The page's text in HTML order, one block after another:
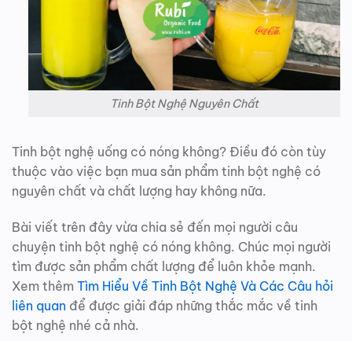
Tinh Bột Nghệ Nguyên Chất
Tinh bột nghệ uống có nóng không? Điều đó còn tùy
thuộc vào việc bạn mua sản phẩm tinh bột nghệ có
nguyên chất và chất lượng hay không nữa.
Bài viết trên đây vừa chia sẻ đến mọi người câu
chuyện tinh bột nghệ có nóng không. Chúc mọi người
tìm được sản phẩm chất lượng để luôn khỏe mạnh.
Xem thêm Tìm Hiểu Về Tinh Bột Nghệ Và Các Câu hỏi
liên quan để được giải đáp những thắc mắc về tinh
bột nghệ nhé cả nhà.